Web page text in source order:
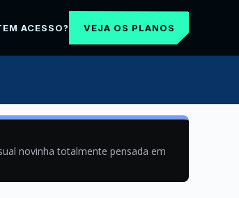
ACESSO? VEJA OS PLANOS
novinha totalmente pensada em